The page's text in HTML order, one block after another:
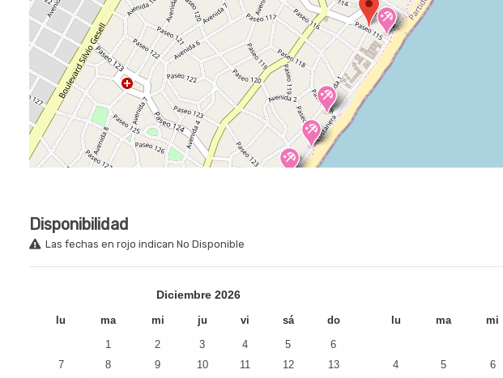
Disponibilidad
Las fechas en rojo indican No Disponible
Diciembre 2026
lu ma mi ju vi sá do
1 2 3 4 5
6
7
8 9 10 11 12
13
lu ma mi
4
5 6